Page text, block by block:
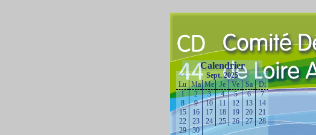
Calendrier
<< Sept. 2025
>>
Lu Ma Me Je Ve Sa
Di
1
2 3 4 5 6
7
8
9 10 11 12 13
14
15
16 17 18 19 20
21
22
23 24 25 26 27
28
29
30